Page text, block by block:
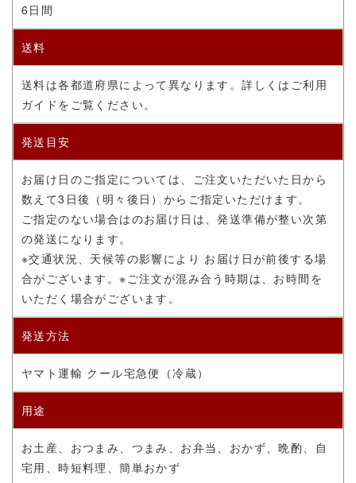
6日間
送料
送料は各都道府県によって異なります。詳しくはご利用
ガイドをご覧ください。
発送目安
お届け日のご指定については、ご注文いただいた日から
数えて3日後（明々後日）からご指定いただけます。
ご指定のない場合はのお届け日は、発送準備が整い次第
の発送になります。
※交通状況、天候等の影響により お届け日が前後する場
合がございます。※ご注文が混み合う時期は、お時間を
いただく場合がございます。
発送方法
ヤマト運輸 クール宅急便（冷蔵）
用途
お土産、おつまみ、つまみ、お弁当、おかず、晩酌、自
宅用、時短料理、簡単おかず